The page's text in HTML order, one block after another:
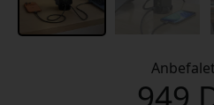
949